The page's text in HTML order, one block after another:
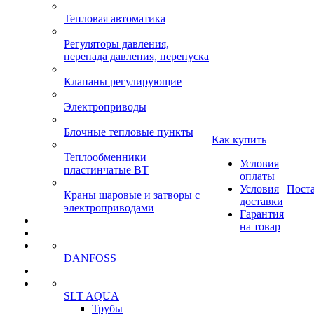
Тепловая автоматика
Регуляторы давления,
перепада давления, перепуска
Клапаны регулирующие
Электроприводы
Блочные тепловые пункты
Теплообменники
пластинчатые ВТ
Краны шаровые и затворы с
электроприводами
DANFOSS
SLT AQUA
Трубы
Как купить
Условия
оплаты
Условия
доставки
Гарантия
на товар